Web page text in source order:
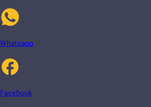
Whatsapp
Facebook